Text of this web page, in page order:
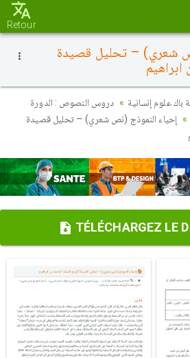
Retour
شعري) – تحليل قصيدة
باك علوم إنسانية
دروس النصوص : الدورة
إحياء النموذج (نص شعري) – تحليل قصيدة
TÉLÉCHARGEZ LE